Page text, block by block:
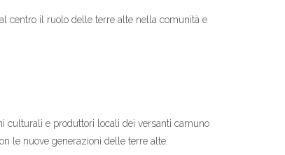
centro il ruolo delle terre alte nella comunità e
culturali e produttori locali dei versanti camuno
le nuove generazioni delle terre alte.